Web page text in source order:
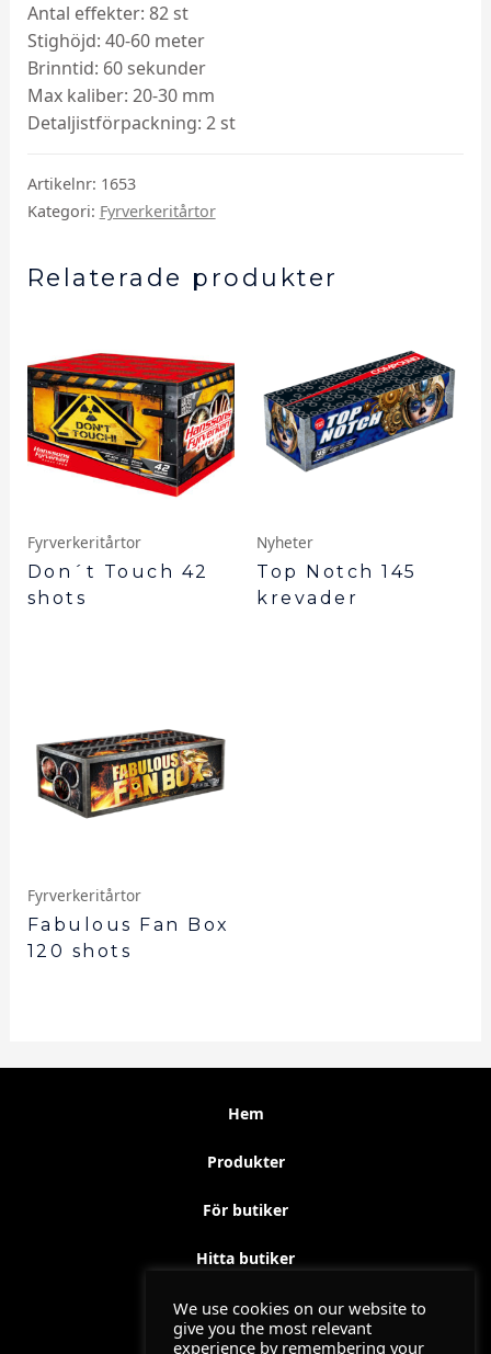
Antal effekter: 82 st
Stighöjd: 40-60 meter
Brinntid: 60 sekunder
Max kaliber: 20-30 mm
Detaljistförpackning: 2 st
Artikelnr: 1653
Kategori: Fyrverkeritårtor
Relaterade produkter
Fyrverkeritårtor
Don´t Touch 42
shots
Nyheter
Top Notch 145
krevader
Fyrverkeritårtor
Fabulous Fan Box
120 shots
Hem
Produkter
För butiker
Hitta butiker
Säkerhet och Miljö
We use cookies on our website to
give you the most relevant
experience by remembering your